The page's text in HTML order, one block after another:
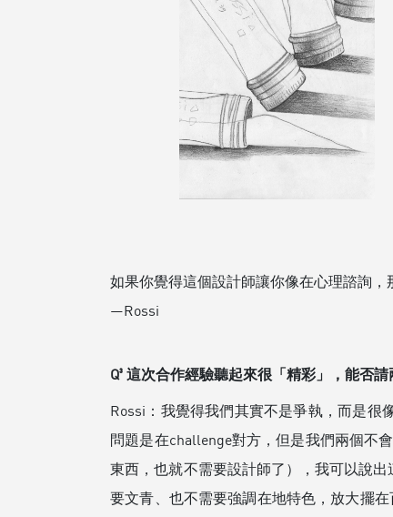
如果你覺得這個設計師讓你像在心理諮詢，
—Rossi
Q³ 這次合作經驗聽起來很「精彩」，能否
Rossi：我覺得我們其實不是爭執，而是很
問題是在challenge對方，但是我們兩個不
東西，也就不需要設計師了），我可以說
要文青、也不需要強調在地特色，放大擺